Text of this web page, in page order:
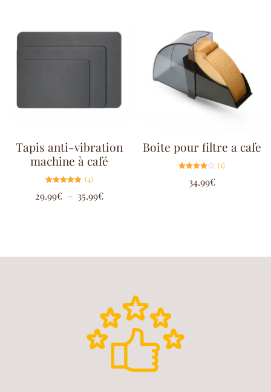
Tapis anti-vibration
machine à café
5.00
sur 5
(4)
29.99€ – 35.99€
Boite pour filtre a cafe
4.00
sur 5
(1)
34.99€